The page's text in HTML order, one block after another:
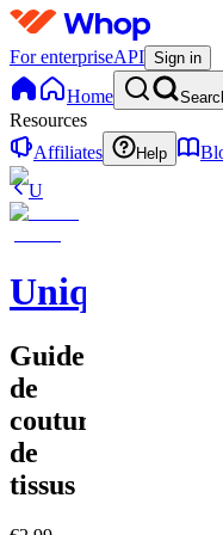
For enterpriseAPI Sign in
Home
Resources
Affiliates
Help
U
Guide
de
couture
de
tissus